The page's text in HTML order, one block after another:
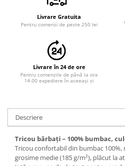
Livrare Gratuita
Pentru comenzi de peste 250 lei
Livrare în 24 de ore
Pentru comenzile de până la ora
14.00 expediere în aceeași zi
Descriere
Tricou bărbați – 100% bumbac,
Tricou confortabil din bumbac
grosime medie (185 g/m²), plăcut la